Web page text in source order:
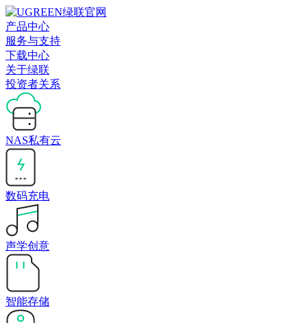
产品中心
服务与支持
下载中心
关于绿联
投资者关系
NAS私有云
数码充电
声学创意
智能存储